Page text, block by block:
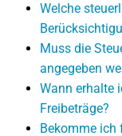
Welche
Muss die
angegeben
Wann erhalte
Freibeträge?
Bekomme ich